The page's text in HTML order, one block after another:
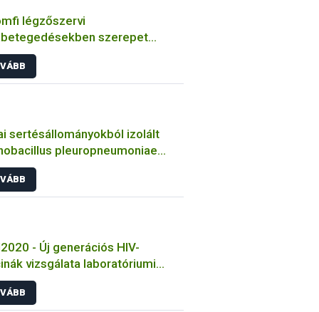
légzőszervi
szerepet
bakteriális kórokozók
sertésállományokból izolált
pleuropneumoniae
jellemzése
- Új generációs HIV-
vizsgálata laboratóriumi